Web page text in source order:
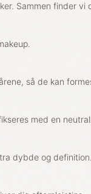
Sammen finder vi
så de kan
med en
dybde og definition.